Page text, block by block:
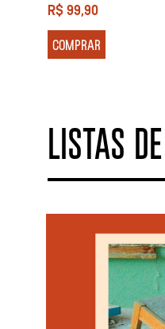
R$99,90
COMPRAR
LISTAS